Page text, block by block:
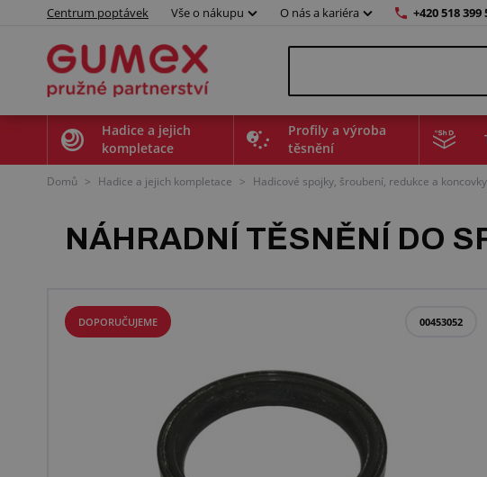
Centrum poptávek Vše o nákupu O nás a kariéra +420 518 399
Hadice a jejich
kompletace
Profily a výroba
těsnění
Domů > Hadice a jejich kompletace > Hadicové spojky, šroubení, redukce a koncovky
NÁHRADNÍ TĚSNĚNÍ DO
00453052
DOPORUČUJEME